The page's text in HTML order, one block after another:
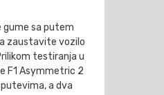
gume sa putem
zaustavite vozilo
testiranja u
F1 Asymmetric 2
a dva